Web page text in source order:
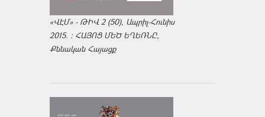
«ՎԷՄ» - ԹԻՎ 2 (50), Ապրիլ-Հունիս
2015. : ՀԱՅՈՑ ՄԵԾ ԵՂԵՌՆԸ,
Քննական Հայացք